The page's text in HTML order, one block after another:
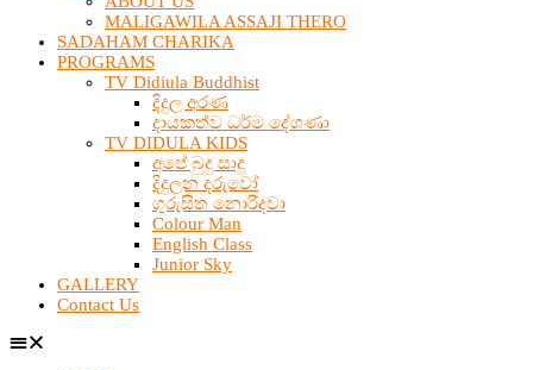
MALIGAWILA ASSAJI THERO
SADAHAM CHARIKA
PROGRAMS
TV Didiula Buddhist
දිදුල අරණ
දායකත්ව ධර්ම දේශණා
TV DIDULA KIDS
අපේ බුදු සාදු
දිදුලන දරුවෝ
ගුරුසිත නොරිදවා
Colour Man
English Class
Junior Sky
GALLERY
Contact Us